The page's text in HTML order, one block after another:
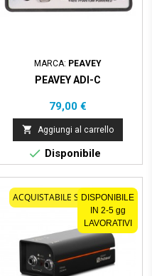
MARCA: PEAVEY
PEAVEY ADI-C
Prezzo
79,00 €
 Aggiungi al carrello
 Disponibile
ACQUISTABILE SOLO ONLINE
DISPONIBILE
IN 2-5 gg
LAVORATIVI